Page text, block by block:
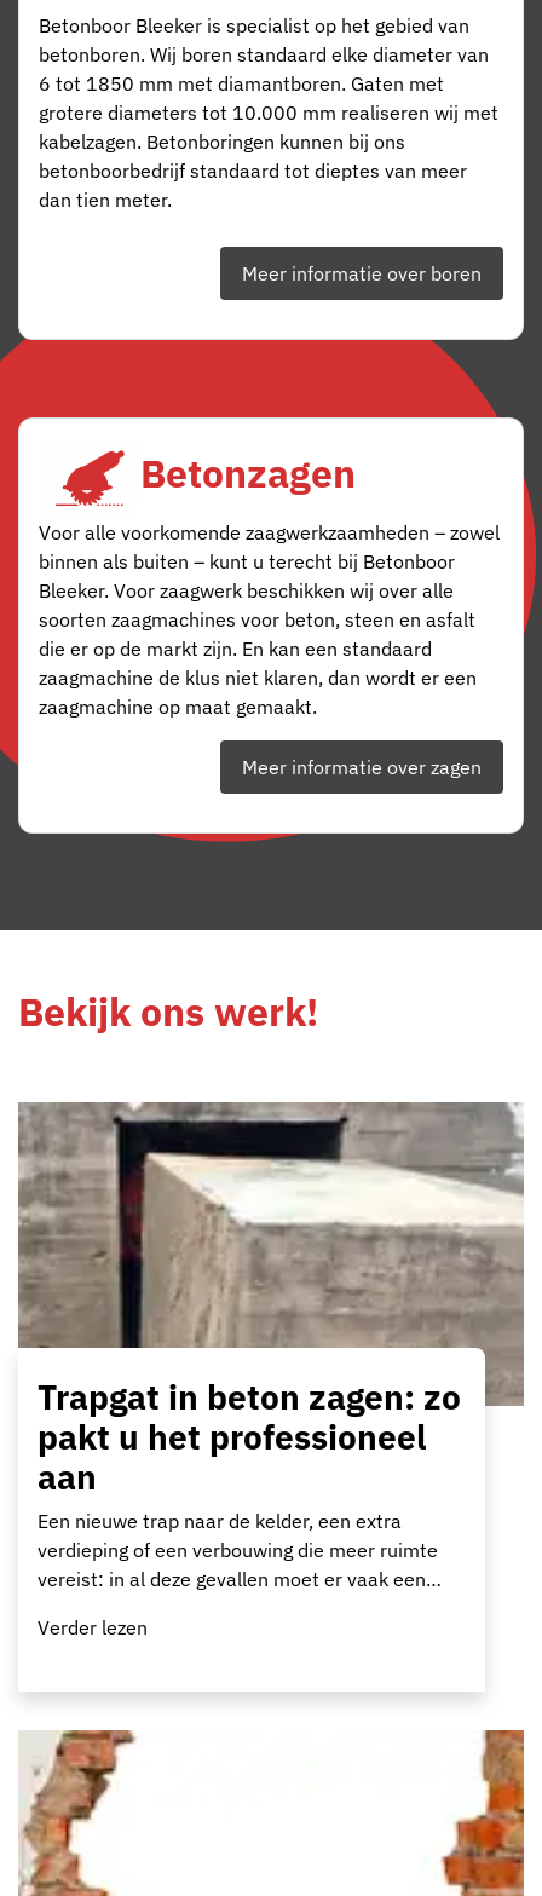
Betonboor Bleeker is specialist op het gebied van
betonboren. Wij boren standaard elke diameter van
6 tot 1850 mm met diamantboren. Gaten met
grotere diameters tot 10.000 mm realiseren wij met
kabelzagen. Betonboringen kunnen bij ons
betonboorbedrijf standaard tot dieptes van meer
dan tien meter.
Meer informatie over boren
Betonzagen
Voor alle voorkomende zaagwerkzaamheden – zowel
binnen als buiten – kunt u terecht bij Betonboor
Bleeker. Voor zaagwerk beschikken wij over alle
soorten zaagmachines voor beton, steen en asfalt
die er op de markt zijn. En kan een standaard
zaagmachine de klus niet klaren, dan wordt er een
zaagmachine op maat gemaakt.
Meer informatie over zagen
Bekijk ons werk!
Trapgat in beton zagen: zo
pakt u het professioneel
aan
Een nieuwe trap naar de kelder, een extra
verdieping of een verbouwing die meer ruimte
vereist: in al deze gevallen moet er vaak een…
Verder lezen